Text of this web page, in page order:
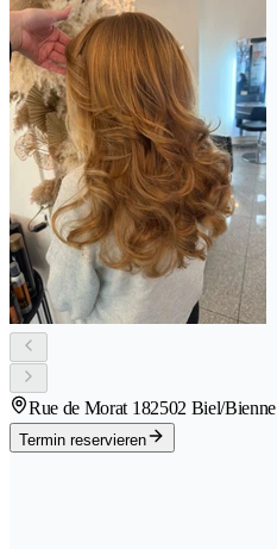
Rue de Morat 182502 Biel/Bienne
Termin reservieren